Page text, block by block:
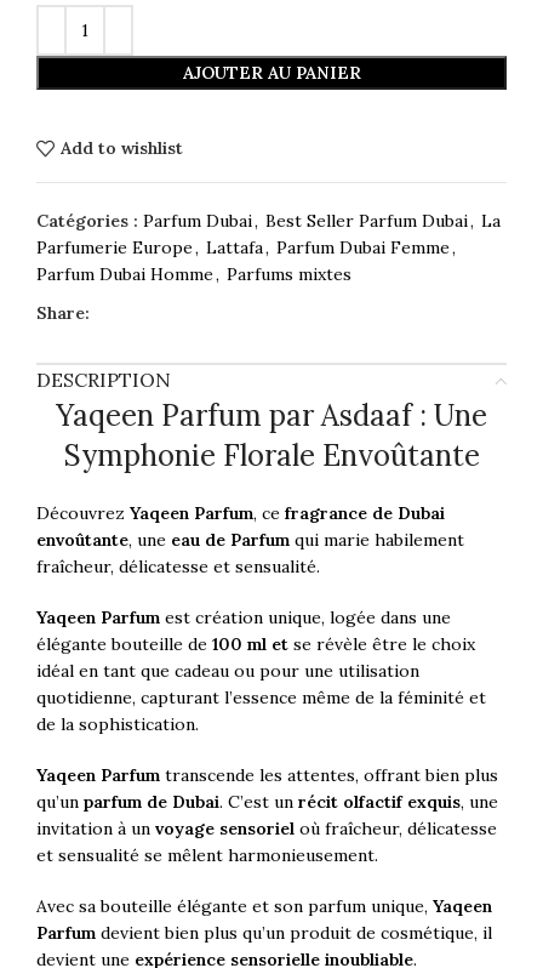
AJOUTER AU PANIER
Add to wishlist
Catégories : Parfum Dubai, Best Seller Parfum Dubai, La
Parfumerie Europe, Lattafa, Parfum Dubai Femme,
Parfum Dubai Homme, Parfums mixtes
Share:
DESCRIPTION
Yaqeen Parfum par Asdaaf : Une
Symphonie Florale Envoûtante
Découvrez Yaqeen Parfum, ce fragrance de Dubai
envoûtante, une eau de Parfum qui marie habilement
fraîcheur, délicatesse et sensualité.
Yaqeen Parfum est création unique, logée dans une
élégante bouteille de 100 ml et se révèle être le choix
idéal en tant que cadeau ou pour une utilisation
quotidienne, capturant l’essence même de la féminité et
de la sophistication.
Yaqeen Parfum transcende les attentes, offrant bien plus
qu’un parfum de Dubai. C’est un récit olfactif exquis, une
invitation à un voyage sensoriel où fraîcheur, délicatesse
et sensualité se mêlent harmonieusement.
Avec sa bouteille élégante et son parfum unique, Yaqeen
Parfum devient bien plus qu’un produit de cosmétique, il
devient une expérience sensorielle inoubliable.